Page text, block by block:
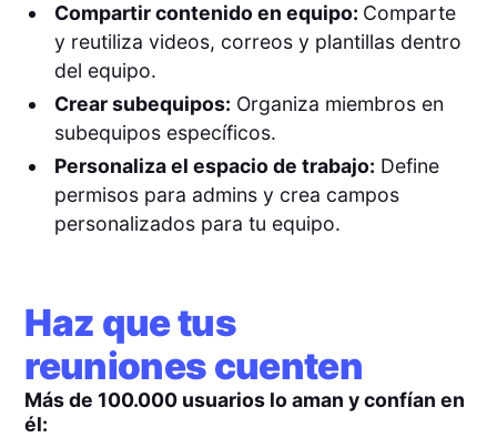
Compartir contenido en equipo: Comparte
y reutiliza videos, correos y plantillas dentro
del equipo.
Crear subequipos: Organiza miembros en
subequipos específicos.
Personaliza el espacio de trabajo: Define
permisos para admins y crea campos
personalizados para tu equipo.
Haz que tus
reuniones cuenten
Más de 100.000 usuarios lo aman y confían en
él: